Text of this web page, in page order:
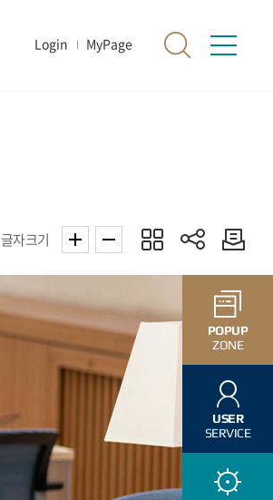
Login MyPage
POPUP
ZONE
USER
SERVICE
글자크기